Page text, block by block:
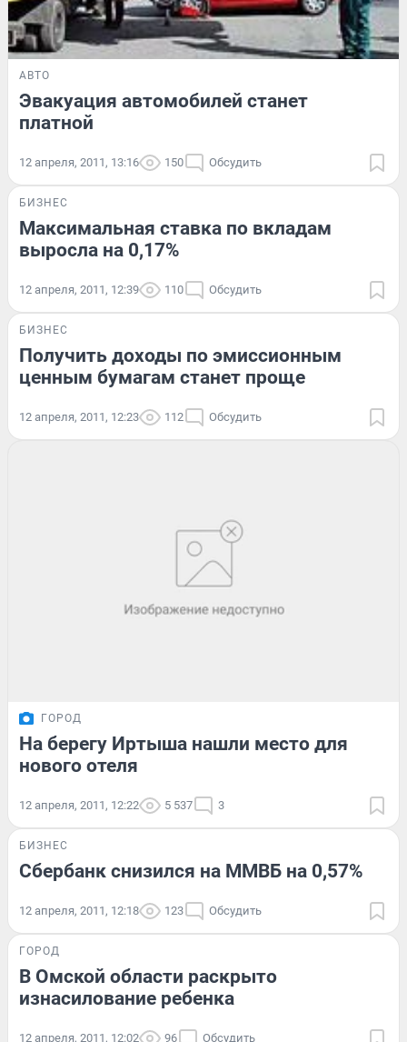
АВТО
Эвакуация автомобилей станет
платной
12 апреля, 2011, 13:16 150 Обсудить
БИЗНЕС
Максимальная ставка по вкладам
выросла на 0,17%
12 апреля, 2011, 12:39 110 Обсудить
БИЗНЕС
Получить доходы по эмиссионным
ценным бумагам станет проще
12 апреля, 2011, 12:23 112 Обсудить
ГОРОД
На берегу Иртыша нашли место для
нового отеля
12 апреля, 2011, 12:22 5 537 3
БИЗНЕС
Сбербанк снизился на ММВБ на 0,57%
12 апреля, 2011, 12:18 123 Обсудить
ГОРОД
В Омской области раскрыто
изнасилование ребенка
12 апреля, 2011, 12:02 96 Обсудить